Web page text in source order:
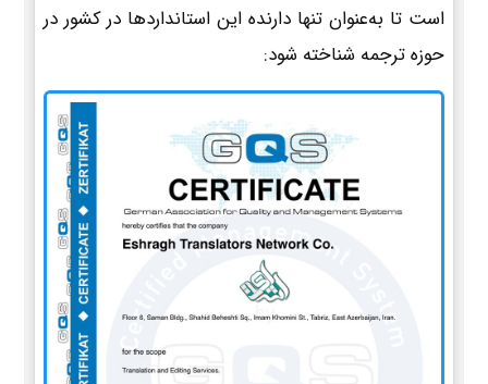
است تا به‌عنوان تنها دارنده این استانداردها در کشور در
حوزه ترجمه شناخته شود: